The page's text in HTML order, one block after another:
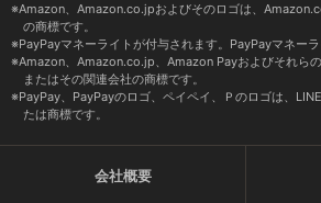
Amazon、Amazon.co.jpおよびそのロゴは、
の商標です。
PayPayマネーライトが付与されます。PayPayマネーラ
Amazon、Amazon.co.jp、Amazon Payおよびそれら
またはその関連会社の商標です。
PayPay、PayPayのロゴ、ペイペイ、Ｐのロゴは、
たは商標です。
会社概要